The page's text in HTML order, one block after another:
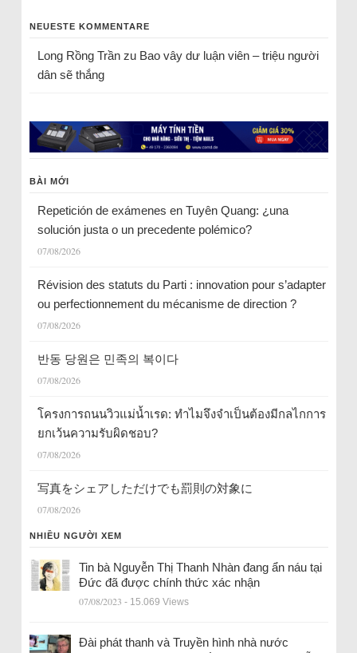
NEUESTE KOMMENTARE
Long Rồng Trầnzu Bao vây dư luận viên – triệu người
dân sẽ thắng
BÀI MỚI
Repetición de exámenes en Tuyên Quang: ¿una
solución justa o un precedente polémico?
07/08/2026
Révision des statuts du Parti : innovation pour s’adapter
ou perfectionnement du mécanisme de direction ?
07/08/2026
반동 당원은 민족의 복이다
07/08/2026
โครงการถนนวิวแม่น้ำเรด: ทำไมจึงจำเป็นต้องมีกลไกการ
ยกเว้นความรับผิดชอบ?
07/08/2026
写真をシェアしただけでも罰則の対象に
07/08/2026
NHIỀU NGƯỜI XEM
Tin bà Nguyễn Thị Thanh Nhàn đang ẩn náu tại
Đức đã được chính thức xác nhận
07/08/2023 - 15.069 Views
Đài phát thanh và Truyền hình nhà nước